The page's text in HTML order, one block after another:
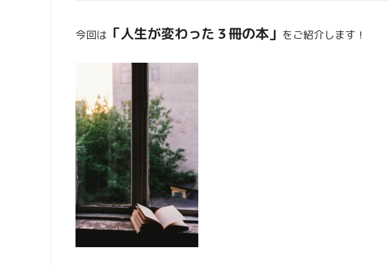
今回は 「人生が変わった３冊の本」 をご紹介します！